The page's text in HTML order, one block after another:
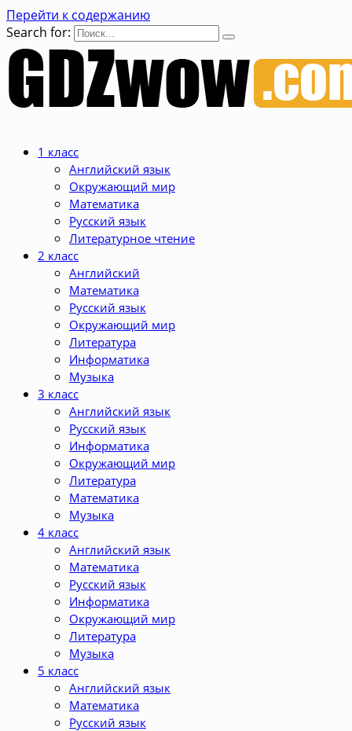
Перейти к содержанию
Search for:
1 класс
Английский язык
Окружающий мир
Математика
Русский язык
Литературное чтение
2 класс
Английский
Математика
Русский язык
Окружающий мир
Литература
Информатика
Музыка
3 класс
Английский язык
Русский язык
Информатика
Окружающий мир
Литература
Математика
Музыка
4 класс
Английский язык
Математика
Русский язык
Информатика
Окружающий мир
Литература
Музыка
5 класс
Английский язык
Математика
Русский язык